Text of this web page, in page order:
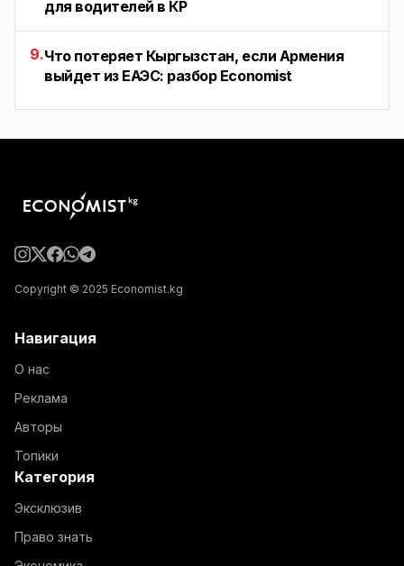
для водителей в КР
9.Что потеряет Кыргызстан, если Армения
выйдет из ЕАЭС: разбор Economist
Copyright © 2025 Economist.kg
Навигация
О нас
Реклама
Авторы
Топики
Категория
Эксклюзив
Право знать